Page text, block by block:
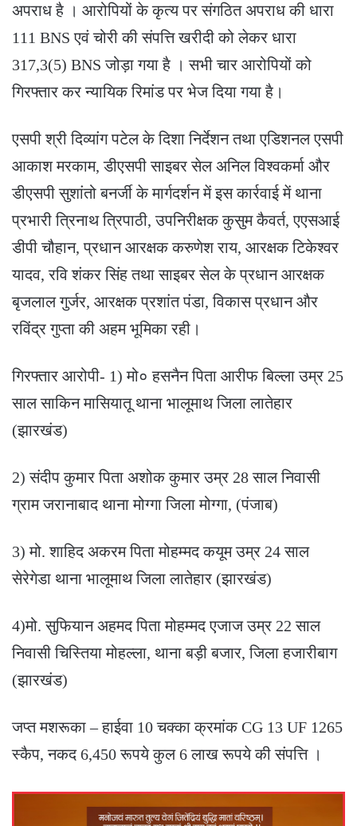
अपराध है । आरोपियों के कृत्य पर संगठित अपराध की धारा
111 BNS एवं चोरी की संपत्ति खरीदी को लेकर धारा
317,3(5) BNS जोड़ा गया है । सभी चार आरोपियों को
गिरफ्तार कर न्यायिक रिमांड पर भेज दिया गया है।
एसपी श्री दिव्यांग पटेल के दिशा निर्देशन तथा एडिशनल एसपी
आकाश मरकाम, डीएसपी साइबर सेल अनिल विश्वकर्मा और
डीएसपी सुशांतो बनर्जी के मार्गदर्शन में इस कार्रवाई में थाना
प्रभारी त्रिनाथ त्रिपाठी, उपनिरीक्षक कुसुम कैवर्त, एएसआई
डीपी चौहान, प्रधान आरक्षक करुणेश राय, आरक्षक टिकेश्वर
यादव, रवि शंकर सिंह तथा साइबर सेल के प्रधान आरक्षक
बृजलाल गुर्जर, आरक्षक प्रशांत पंडा, विकास प्रधान और
रविंद्र गुप्ता की अहम भूमिका रही।
गिरफ्तार आरोपी- 1) मो० हसनैन पिता आरीफ बिल्ला उम्र 25
साल साकिन मासियातू थाना भालूमाथ जिला लातेहार
(झारखंड)
2) संदीप कुमार पिता अशोक कुमार उम्र 28 साल निवासी
ग्राम जरानाबाद थाना मोग्गा जिला मोग्गा, (पंजाब)
3) मो. शाहिद अकरम पिता मोहम्मद कयूम उम्र 24 साल
सेरेगेडा थाना भालूमाथ जिला लातेहार (झारखंड)
4)मो. सुफियान अहमद पिता मोहम्मद एजाज उम्र 22 साल
निवासी चिस्तिया मोहल्ला, थाना बड़ी बजार, जिला हजारीबाग
(झारखंड)
जप्त मशरूका – हाईवा 10 चक्का क्रमांक CG 13 UF 1265
स्कैप, नकद 6,450 रूपये कुल 6 लाख रूपये की संपत्ति ।